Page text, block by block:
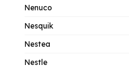
Nenuco
Nesquik
Nestea
Nestle